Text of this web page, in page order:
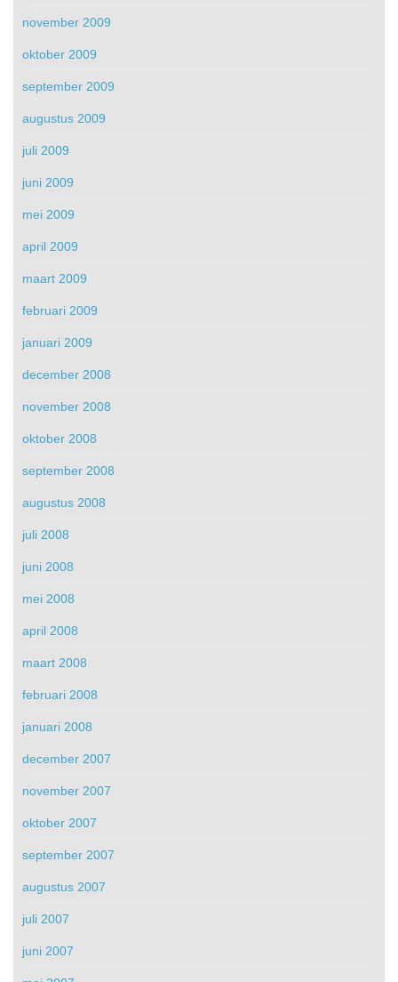
november 2009
oktober 2009
september 2009
augustus 2009
juli 2009
juni 2009
mei 2009
april 2009
maart 2009
februari 2009
januari 2009
december 2008
november 2008
oktober 2008
september 2008
augustus 2008
juli 2008
juni 2008
mei 2008
april 2008
maart 2008
februari 2008
januari 2008
december 2007
november 2007
oktober 2007
september 2007
augustus 2007
juli 2007
juni 2007